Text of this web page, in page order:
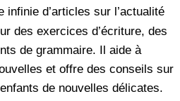
infinie d’articles sur l’actualité
des exercices d’écriture, des
de grammaire. Il aide à
et offre des conseils sur
de nouvelles délicates.